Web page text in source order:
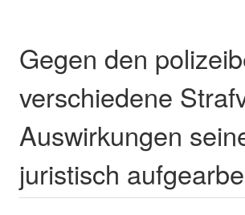
Gegen den
verschiedene
Auswirkungen
juristisch